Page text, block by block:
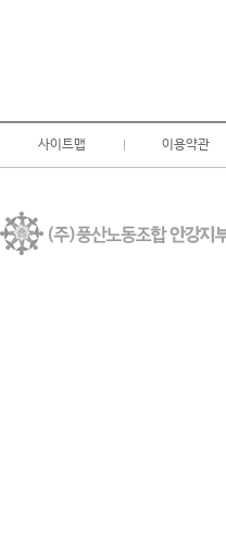
사이트맵 이용약관